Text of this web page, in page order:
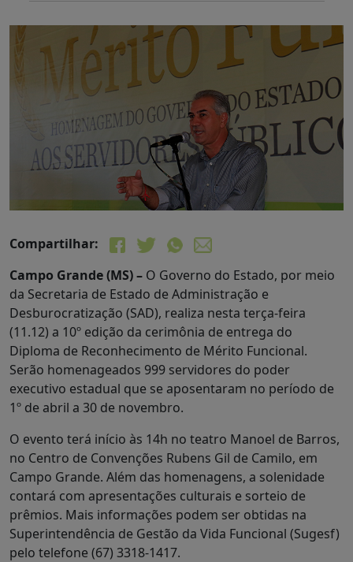
Compartilhar:
Campo Grande (MS) – O Governo do Estado, por meio
da Secretaria de Estado de Administração e
Desburocratização (SAD), realiza nesta terça-feira
(11.12) a 10º edição da cerimônia de entrega do
Diploma de Reconhecimento de Mérito Funcional.
Serão homenageados 999 servidores do poder
executivo estadual que se aposentaram no período de
1º de abril a 30 de novembro.
O evento terá início às 14h no teatro Manoel de Barros,
no Centro de Convenções Rubens Gil de Camilo, em
Campo Grande. Além das homenagens, a solenidade
contará com apresentações culturais e sorteio de
prêmios. Mais informações podem ser obtidas na
Superintendência de Gestão da Vida Funcional (Sugesf)
pelo telefone (67) 3318-1417.